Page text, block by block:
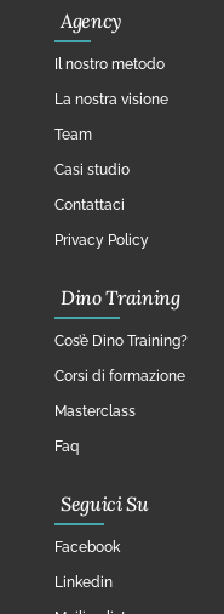
Agency
Il nostro metodo
La nostra visione
Team
Casi studio
Contattaci
Privacy Policy
Dino Training
Cos’è Dino Training?
Corsi di formazione
Masterclass
Faq
Seguici Su
Facebook
Linkedin